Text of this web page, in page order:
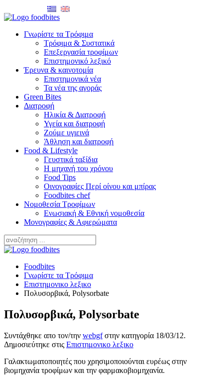
Γνωρίστε τα Τρόφιμα
Τρόφιμα & Συστατικά
Επεξεργασία τροφίμων
Επιστημονικό λεξικό
Έρευνα & καινοτομία
Επιστημονικά νέα
Τα νέα της αγοράς
Green Bites
Διατροφή
Ηλικία & Διατροφή
Υγεία και διατροφή
Ζούμε υγιεινά
Άθληση και διατροφή
Food & Lifestyle
Γευστικά ταξίδια
Η μηχανή του χρόνου
Food Tips
Οινογραφίες Περί οίνου και μπίρας
Foodbites chef
Νομοθεσία Τροφίμων
Ενωσιακή & Εθνική νομοθεσία
Μονογραφίες & Αφιερώματα
Foodbites
Γνωρίστε τα Τρόφιμα
Επιστημονικο λεξικο
Πολυσορβικά, Polysorbate
Πολυσορβικά, Polysorbate
Συντάχθηκε απο τον/την webgfστην κατηγορία 18/03/12.
Δημοσιεύτηκε στις Επιστημονικο λεξικο
Γαλακτωματοποιητές που χρησιμοποιούνται ευρέως στην
βιομηχανία τροφίμων και την φαρμακοβιομηχανία.